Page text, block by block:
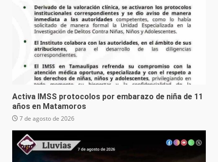
Activa IMSS protocolos por embarazo de niña de 11
años en Matamoros
7 de agosto de 2026